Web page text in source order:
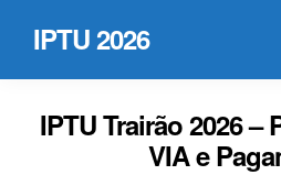
IPTU 2026
IPTU Trairão 2026 –
VIA e